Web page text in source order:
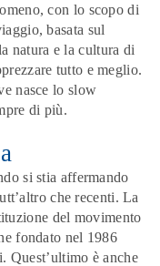
con lo scopo di
, basata sul
natura e la cultura di
tutto e meglio.
nasce lo slow
di più.
si stia affermando
che recenti. La
del movimento
fondato nel 1986
. Quest’ultimo è anche